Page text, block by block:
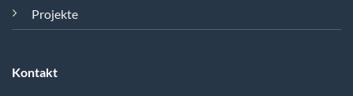
Projekte
Kontakt